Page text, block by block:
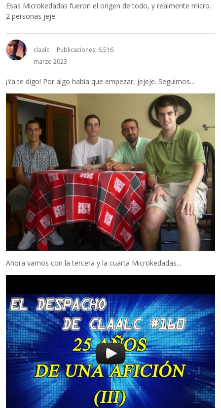
Esas Microkedadas fueron el origen de todo, y realmente micro.
2 personas jeje.
claalc
Publicaciones: 6,516
marzo 2023
¡Ya te digo! Por algo había que empezar, jejeje. Seguimos...
Ahora vamos con la tercera y la cuarta Microkedadas...